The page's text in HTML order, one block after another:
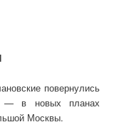
повернулись
— в новых планах
Москвы.